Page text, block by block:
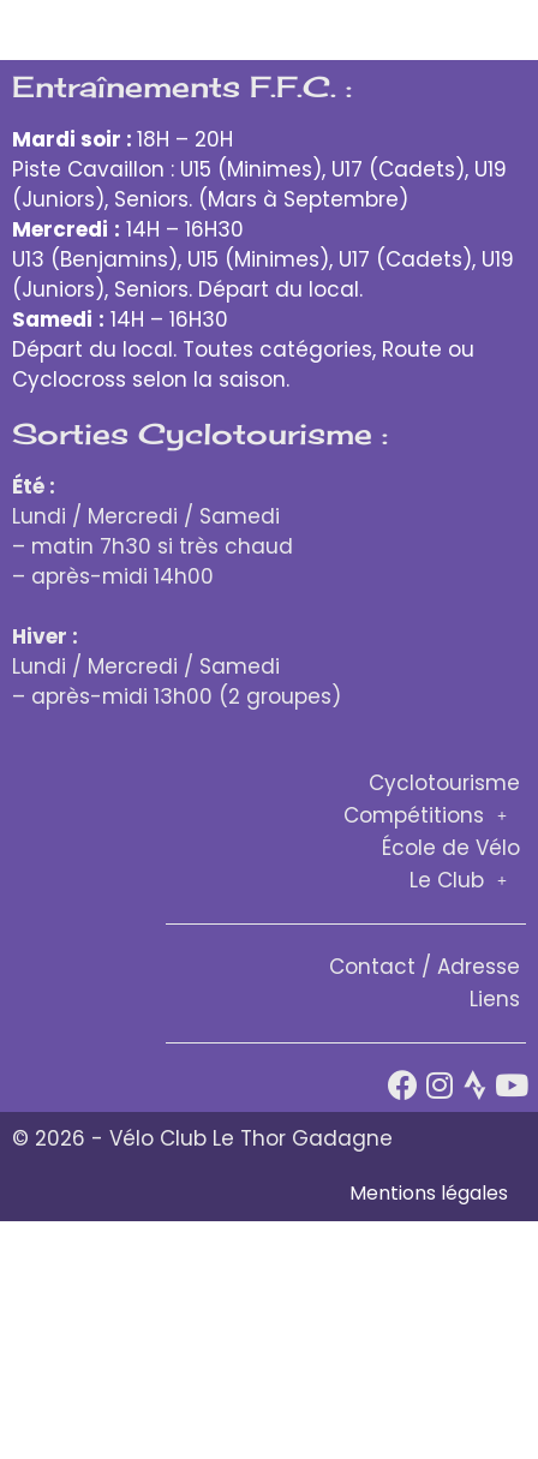
Entraînements F.F.C. :
Mardi soir : 18H – 20H
Piste Cavaillon : U15 (Minimes), U17 (Cadets), U19
(Juniors), Seniors. (Mars à Septembre)
Mercredi : 14H – 16H30
U13 (Benjamins), U15 (Minimes), U17 (Cadets), U19
(Juniors), Seniors. Départ du local.
Samedi : 14H – 16H30
Départ du local. Toutes catégories, Route ou
Cyclocross selon la saison.
Sorties Cyclotourisme :
Été :
Lundi / Mercredi / Samedi
– matin 7h30 si très chaud
– après-midi 14h00
Hiver :
Lundi / Mercredi / Samedi
– après-midi 13h00 (2 groupes)
Cyclotourisme
Compétitions
École de Vélo
Le Club
Contact / Adresse
Liens
© 2026 - Vélo Club Le Thor Gadagne
Mentions légales